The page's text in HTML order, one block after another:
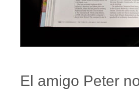
El amigo Peter